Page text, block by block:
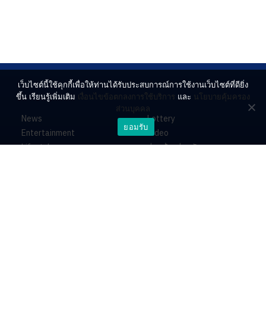
News
Entertainment
Lifestyle
Lottery
Video
ร่วมด้วยช่วยกัน
เว็บไซต์นี้ใช้คุกกี้เพื่อให้ท่านได้รับประสบการณ์การใช้งานเว็บไซต์ที่ดียิ่ง
ขึ้น เรียนรู้เพิ่มเติม เงื่อนไขข้อตกลงการใช้บริการ และ นโยบายคุ้มครอง
ส่วนบุคคล
ยอมรับ